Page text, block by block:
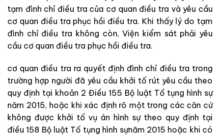
tạm đình chỉ điều tra của cơ quan điều tra và yêu cầu
cơ quan điều tra phục hồi điều tra. Khi thấy lý do tạm
đình chỉ điều tra không còn,Viện kiểm sát phải yêu
cầu cơ quan điều tra phục hồi điều tra.
cơ quan điều tra ra quyết định đình chỉ điều tra trong
trường hợp người đã yêu cầu khởi tố rút yêu cầu theo
quy định tại khoản 2 Điều 155 Bộ luật Tố tụng hình sự
năm 2015, hoặc khixác định rõ một trong các căn cứ
không được khởi tố vụ án hình sự theo quy định tại
điều158 Bộ luật Tố tụng hình sựnăm 2015 hoặc khi có